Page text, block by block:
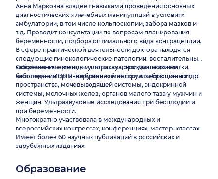
Анна Марковна владеет навыками проведения основных
диагностических и лечебных манипуляций в условиях
амбулатории, в том числе кольпоскопии, забора мазков и
т.д. Проводит консультации по вопросам планирования
беременности, подбора оптимального вида контрацепции.
В сфере практической деятельности доктора находятся
следующие гинекологические патологии: воспалительные
заболевания органов малого таза, эрозия шейки матки,
бесплодие, ИППП, нарушения менструального цикла и др.
Современные методы ультразвуковой диагностики
заболеваний органов брюшной полости, забрюшинного
пространства, мочевыводящей системы, эндокринной
системы, молочных желез, органов малого таза у мужчин и
женщин. Ультразвуковые исследования при бесплодии и
при беременности.
Многократно участвовала в международных и
всероссийских конгрессах, конференциях, мастер-классах.
Имеет более 60 научных публикаций в российских и
зарубежных изданиях.
Образование